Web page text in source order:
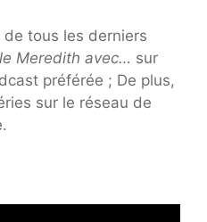
tous les derniers
Meredith avec… sur
préférée ; De plus,
sur le réseau de